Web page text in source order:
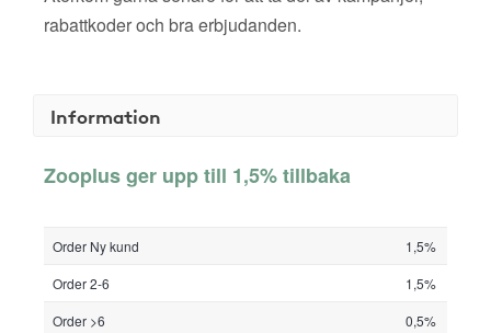
rabattkoder och bra erbjudanden.
Information
Zooplus ger upp till 1,5% tillbaka
Order Ny kund
1,5%
Order 2-6
1,5%
Order >6
0,5%